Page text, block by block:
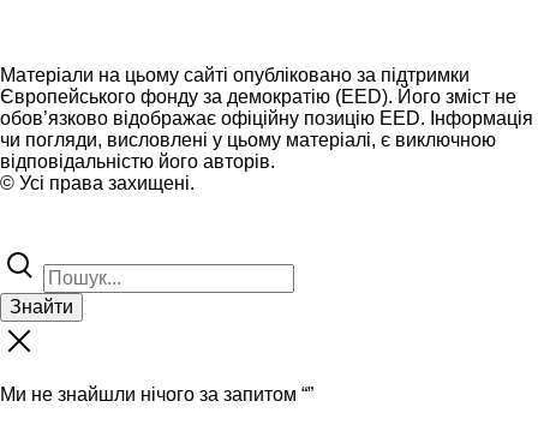
Матеріали на цьому сайті опубліковано за підтримки
Європейського фонду за демократію (EED). Його зміст не
обов’язково відображає офіційну позицію EED. Інформація
чи погляди, висловлені у цьому матеріалі, є виключною
відповідальністю його авторів.
© Усі права захищені.
Знайти
Ми не знайшли нічого за запитом “”